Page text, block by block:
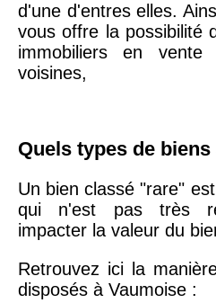
75020 - Paris
20ème
arrondissement
9 623 €
19ème
arrondissement
9 231 €
51100 - Reims 3 036 €
75013 -Paris
13ème
10 073 €
d'une d'entres elles.
vous offre la possibilité
immobiliers en
voisines,
Quels types de
Un bien classé "rare"
qui n'est pas très
impacter la valeur du
Retrouvez ici la
disposés à Vaumoise :